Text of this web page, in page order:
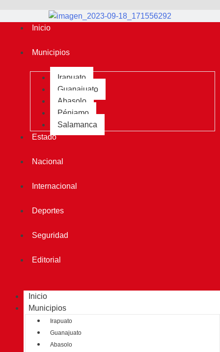
Inicio
Municipios
Irapuato
Guanajuato
Abasolo
Pénjamo
Salamanca
Estado
Nacional
Internacional
Deportes
Seguridad
Editorial
Inicio
Municipios
Irapuato
Guanajuato
Abasolo